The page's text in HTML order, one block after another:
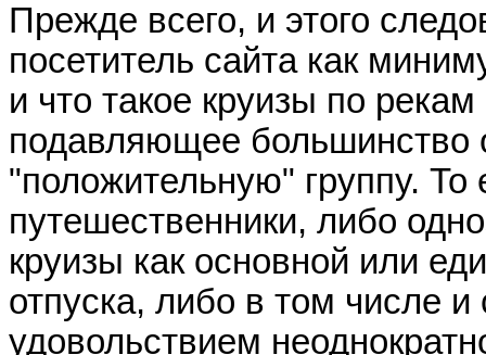
Прежде всего, и этого
посетитель сайта как
и что такое круизы по
подавляющее большинство
"положительную" группу. То
путешественники, либо
круизы как основной или
отпуска, либо в том числе
удовольствием